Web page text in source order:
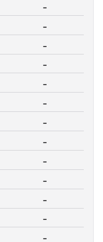
-
-
-
-
-
-
-
-
-
-
-
-
-